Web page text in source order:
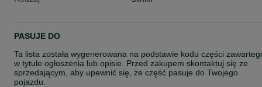
PASUJE DO
Ta lista została wygenerowana na podstawie kodu części
w tytule ogłoszenia lub opisie. Przed zakupem skontaktuj się ze
sprzedającym, aby upewnić się, że część pasuje do Twojego
pojazdu.